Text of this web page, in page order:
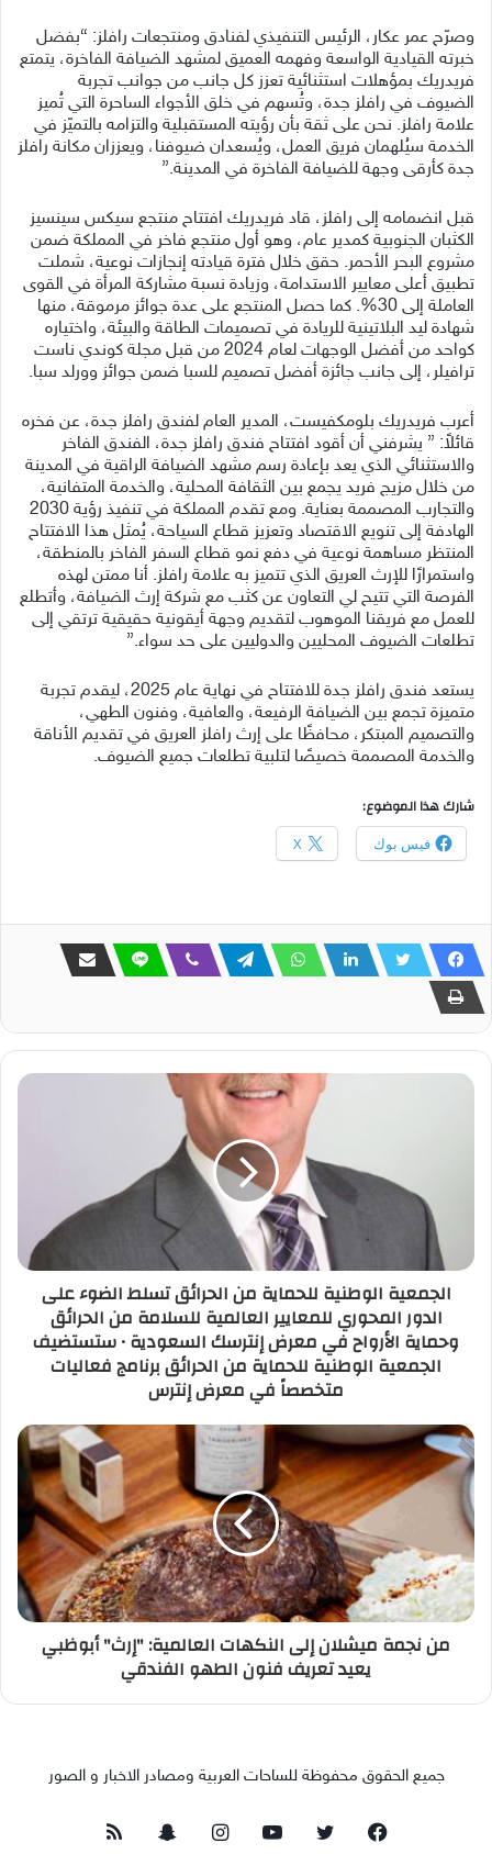
وصرّح عمر عكار، الرئيس التنفيذي لفنادق ومنتجعات رافلز: “بفضل
خبرته القيادية الواسعة وفهمه العميق لمشهد الضيافة الفاخرة، يتمتع
فريدريك بمؤهلات استثنائية تعزز كل جانب من جوانب تجربة
الضيوف في رافلز جدة، وتُسهم في خلق الأجواء الساحرة التي تُميز
علامة رافلز. نحن على ثقة بأن رؤيته المستقبلية والتزامه بالتميّز في
الخدمة سيُلهمان فريق العمل، ويُسعدان ضيوفنا، ويعززان مكانة رافلز
جدة كأرقى وجهة للضيافة الفاخرة في المدينة.”
قبل انضمامه إلى رافلز، قاد فريدريك افتتاح منتجع سيكس سينسيز
الكثبان الجنوبية كمدير عام، وهو أول منتجع فاخر في المملكة ضمن
مشروع البحر الأحمر. حقق خلال فترة قيادته إنجازات نوعية، شملت
تطبيق أعلى معايير الاستدامة، وزيادة نسبة مشاركة المرأة في القوى
العاملة إلى 30%. كما حصل المنتجع على عدة جوائز مرموقة، منها
شهادة ليد البلاتينية للريادة في تصميمات الطاقة والبيئة، واختياره
كواحد من أفضل الوجهات لعام 2024 من قبل مجلة كوندي ناست
ترافيلر، إلى جانب جائزة أفضل تصميم للسبا ضمن جوائز وورلد سبا.
أعرب فريدريك بلومكفيست، المدير العام لفندق رافلز جدة، عن فخره
قائلاً: ” يشرفني أن أقود افتتاح فندق رافلز جدة، الفندق الفاخر
والاستثنائي الذي يعد بإعادة رسم مشهد الضيافة الراقية في المدينة
من خلال مزيج فريد يجمع بين الثقافة المحلية، والخدمة المتفانية،
والتجارب المصممة بعناية. ومع تقدم المملكة في تنفيذ رؤية 2030
الهادفة إلى تنويع الاقتصاد وتعزيز قطاع السياحة، يُمثل هذا الافتتاح
المنتظر مساهمة نوعية في دفع نمو قطاع السفر الفاخر بالمنطقة،
واستمرارًا للإرث العريق الذي تتميز به علامة رافلز. أنا ممتن لهذه
الفرصة التي تتيح لي التعاون عن كثب مع شركة إرث الضيافة، وأتطلع
للعمل مع فريقنا الموهوب لتقديم وجهة أيقونية حقيقية ترتقي إلى
تطلعات الضيوف المحليين والدوليين على حد سواء.”
يستعد فندق رافلز جدة للافتتاح في نهاية عام 2025، ليقدم تجربة
متميزة تجمع بين الضيافة الرفيعة، والعافية، وفنون الطهي،
والتصميم المبتكر، محافظًا على إرث رافلز العريق في تقديم الأناقة
والخدمة المصممة خصيصًا لتلبية تطلعات جميع الضيوف.
شارك هذا الموضوع:
فيس بوك X
الجمعية الوطنية للحماية من الحرائق تسلط الضوء على
الدور المحوري للمعايير العالمية للسلامة من الحرائق
وحماية الأرواح في معرض إنترسك السعودية • ستستضيف
الجمعية الوطنية للحماية من الحرائق برنامج فعاليات
متخصصاً في معرض إنترس
من نجمة ميشلان إلى النكهات العالمية: "إرث" أبوظبي
يعيد تعريف فنون الطهو الفندقي
جميع الحقوق محفوظة للساحات العربية ومصادر الاخبار و الصور
فيسبوك تويتر يوتيوبانستقرامسناب ملخص